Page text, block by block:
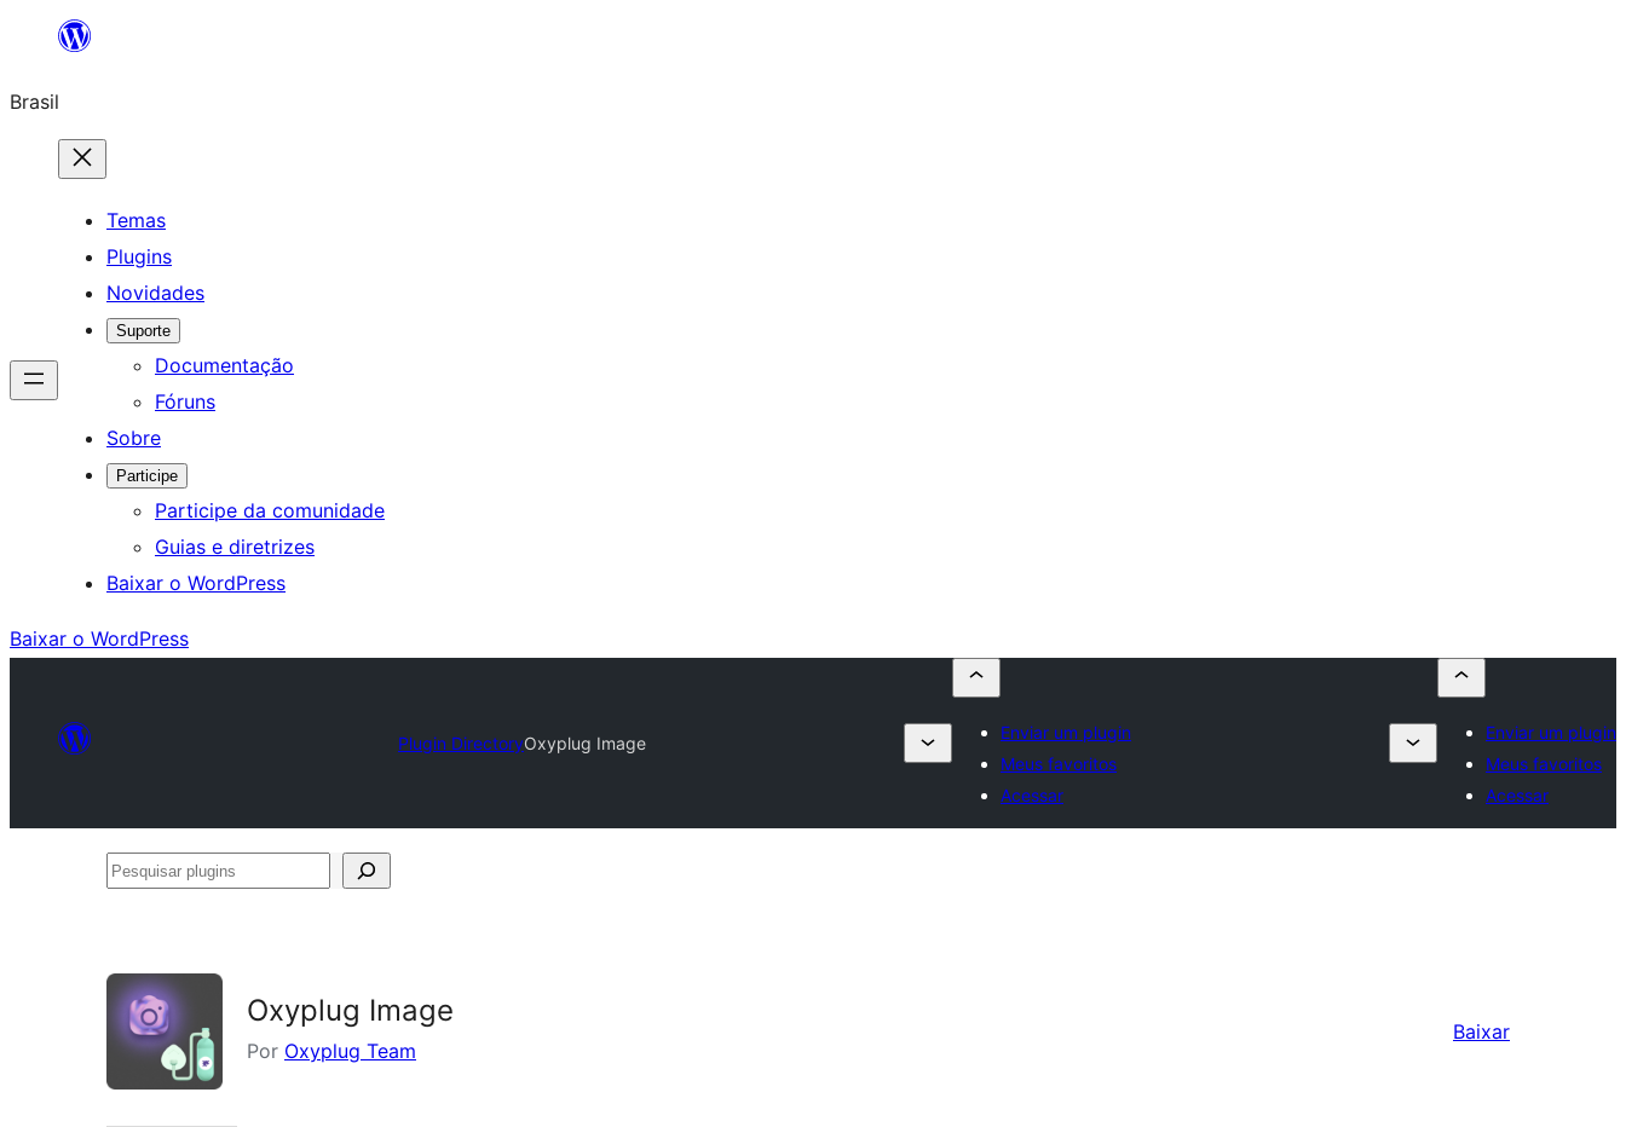
o
conteúdo
Brasil
Temas
Plugins
Novidades
Suporte
Documentação
Fóruns
Sobre
Participe
Participe da comunidade
Guias e diretrizes
Baixar o WordPress
Baixar o WordPress
Plugin DirectoryOxyplug Image
Enviar um plugin
Meus favoritos
Acessar
Enviar um plugin
Meus favoritos
Acessar
Pesquisar
Oxyplug Image
Por Oxyplug Team
Baixar